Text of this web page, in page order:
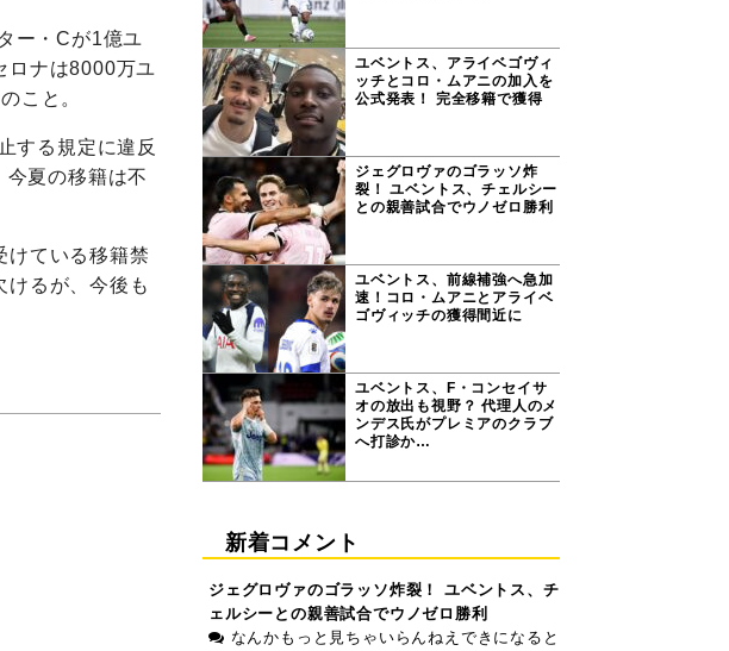
ー・Cが1億ユ
ロナは8000万ユ
こと。
する規定に違反
夏の移籍は不
けている移籍禁
けるが、今後も
ユベントス、アライベゴヴィ
ッチとコロ・ムアニの加入を
公式発表！ 完全移籍で獲得
ジェグロヴァのゴラッソ炸
裂！ ユベントス、チェルシー
との親善試合でウノゼロ勝利
ユベントス、前線補強へ急加
速！コロ・ムアニとアライベ
ゴヴィッチの獲得間近に
ユベントス、F・コンセイサ
オの放出も視野？ 代理人のメ
ンデス氏がプレミアのクラブ
へ打診か…
新着コメント
ジェグロヴァのゴラッソ炸裂！ ユベントス、チ
ェルシーとの親善試合でウノゼロ勝利
なんかもっと見ちゃいらんねえできになると